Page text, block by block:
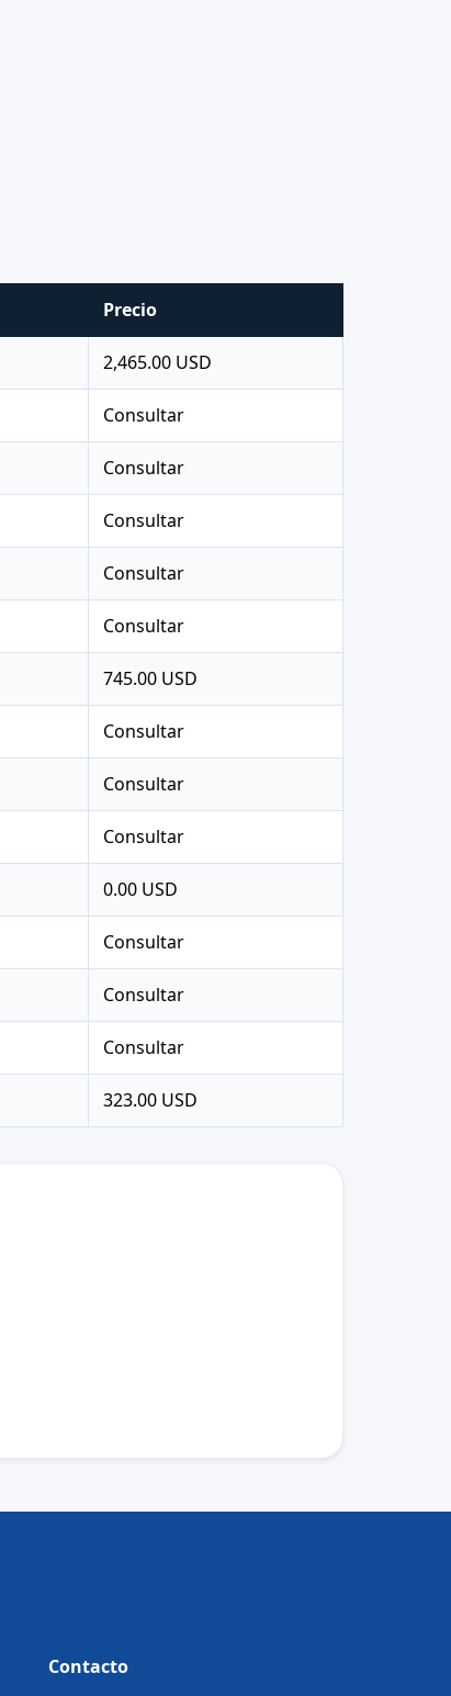
Precio
2,465.00 USD
Consultar
Consultar
Consultar
Consultar
Consultar
745.00 USD
Consultar
Consultar
Consultar
0.00 USD
Consultar
Consultar
Consultar
323.00 USD
Contacto